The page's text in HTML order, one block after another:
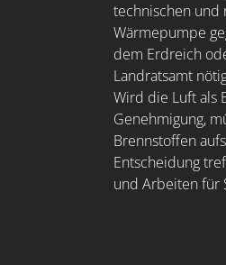
technischen und
Wärmepumpe
dem Erdreich
Landratsamt
Wird die Luft als
Genehmigung,
Brennstoffen
Entscheidung
und Arbeiten für